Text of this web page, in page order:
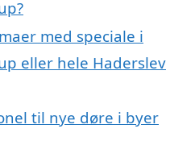
med speciale i
eller hele Haderslev
til nye døre i byer